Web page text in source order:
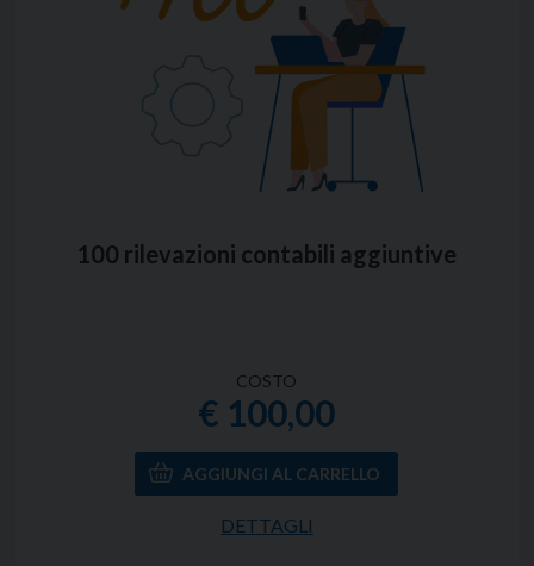
100 rilevazioni contabili aggiuntive
COSTO
€ 100,00
DETTAGLI